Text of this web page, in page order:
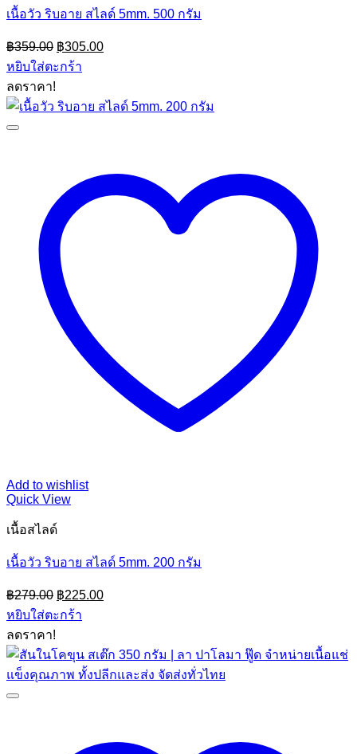
เนื้อวัว ริบอาย สไลด์ 5mm. 500 กรัม
฿359.00 Original
price
was:
฿305.00Current
price
หยิบใส่ตะกร้า
ลดราคา!
Add to wishlist
Quick View
เนื้อสไลด์
เนื้อวัว ริบอาย สไลด์ 5mm. 200 กรัม
฿279.00 Original
price
was:
฿225.00Current
price
หยิบใส่ตะกร้า
ลดราคา!